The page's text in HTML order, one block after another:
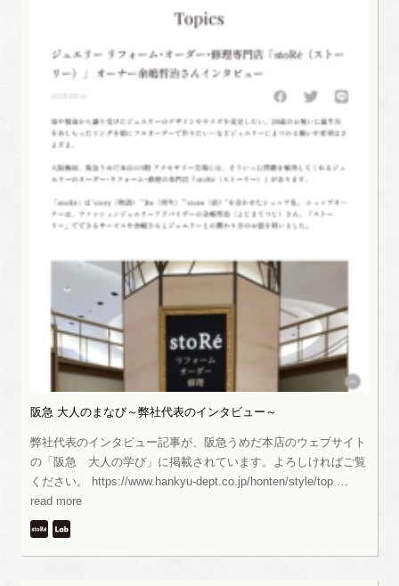
阪急 大人のまなび～弊社代表のインタビュー～
弊社代表のインタビュー記事が、阪急うめだ本店のウェブサイト
の「阪急 大人の学び」に掲載されています。よろしければご覧
ください。 https://www.hankyu-dept.co.jp/honten/style/top …
read more